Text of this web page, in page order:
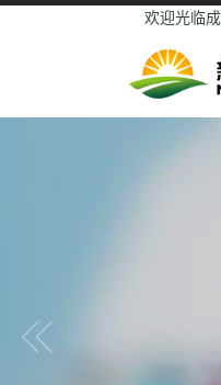
欢迎光临
Previous